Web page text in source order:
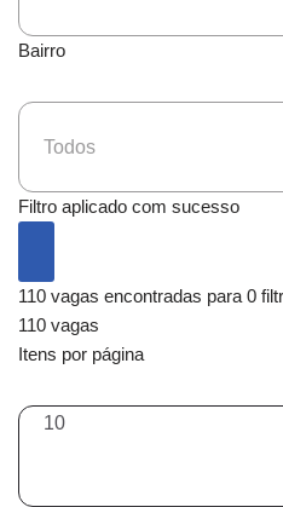
Bairro
Todos
Filtro aplicado com sucesso
110 vagas encontradas para 0
110 vagas
Itens por página
10